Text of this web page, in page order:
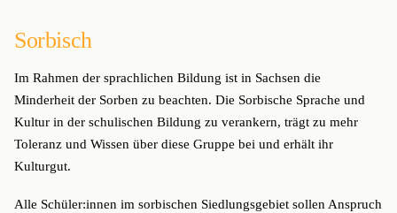
Sorbisch
Im Rahmen der sprachlichen Bildung ist in Sachsen die
Minderheit der Sorben zu beachten. Die Sorbische Sprache und
Kultur in der schulischen Bildung zu verankern, trägt zu mehr
Toleranz und Wissen über diese Gruppe bei und erhält ihr
Kulturgut.
Alle Schüler:innen im sorbischen Siedlungsgebiet sollen Anspruch